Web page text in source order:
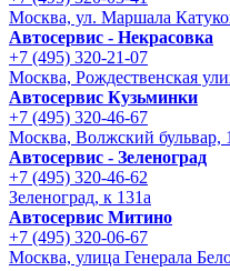
Москва, ул. Маршала
Автосервис - Некрасовка
+7 (495) 320-21-07
Москва, Рождественская
Автосервис Кузьминки
+7 (495) 320-46-67
Москва, Волжский бульвар,
Автосервис - Зеленоград
+7 (495) 320-46-62
Зеленоград, к 131а
Автосервис Митино
+7 (495) 320-06-67
Москва, улица Генерала